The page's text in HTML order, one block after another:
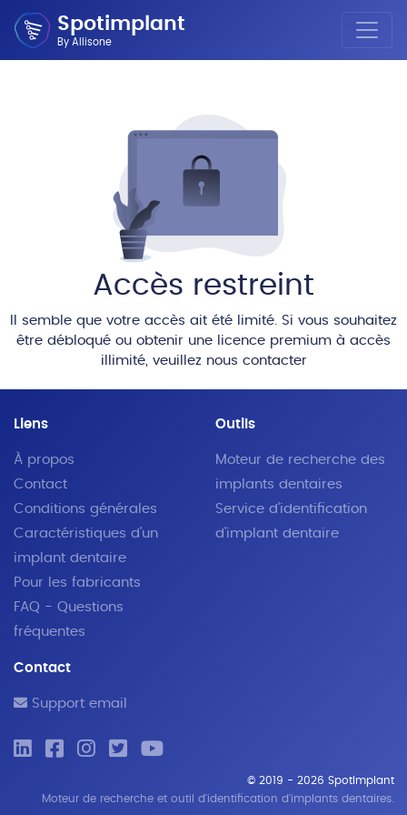
Spotimplant
By Allisone
Accès restreint
Il semble que votre accès ait été limité. Si vous souhaitez
être débloqué ou obtenir une licence premium à accès
illimité, veuillez nous contacter
Liens
À propos
Contact
Conditions générales
Caractéristiques d'un
implant dentaire
Pour les fabricants
FAQ - Questions
fréquentes
Outils
Moteur de recherche des
implants dentaires
Service d'identification
d'implant dentaire
Contact
Support email
© 2019 - 2026 SpotImplant
Moteur de recherche et outil d'identification d'implants dentaires.